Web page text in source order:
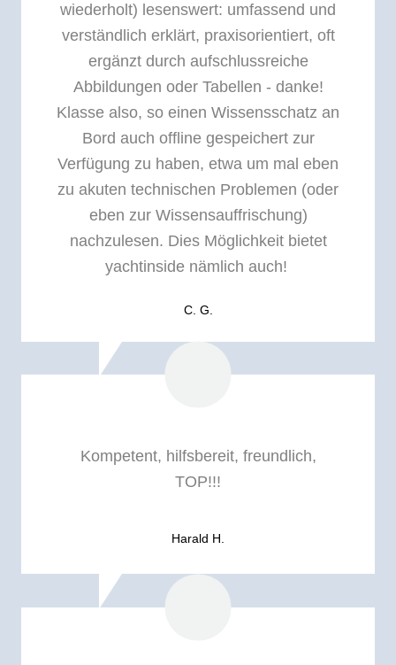
wiederholt) lesenswert: umfassend und
verständlich erklärt, praxisorientiert, oft
ergänzt durch aufschlussreiche
Abbildungen oder Tabellen - danke!
Klasse also, so einen Wissensschatz an
Bord auch offline gespeichert zur
Verfügung zu haben, etwa um mal eben
zu akuten technischen Problemen (oder
eben zur Wissensauffrischung)
nachzulesen. Dies Möglichkeit bietet
yachtinside nämlich auch!
C. G.
Kompetent, hilfsbereit, freundlich,
TOP!!!
Harald H.